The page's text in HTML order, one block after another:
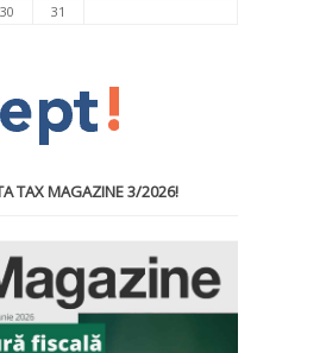
30 31
TAX MAGAZINE 3/2026!